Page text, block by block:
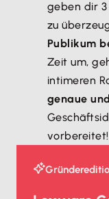
geben dir 3
zu
Publikum
Zeit um,
intimeren
genaue
vorbereitet!